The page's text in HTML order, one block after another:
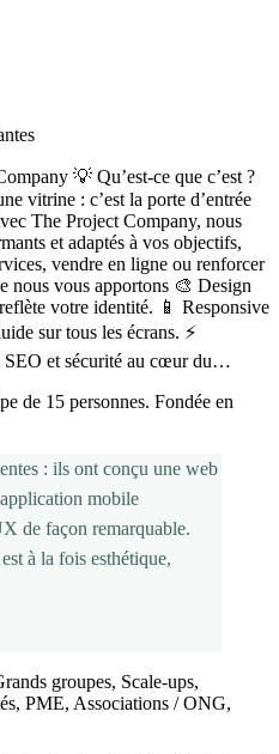
💡 Qu’est-ce que c’est ?
vitrine : c’est la porte d’entrée
The Project Company, nous
et adaptés à vos objectifs,
vendre en ligne ou renforcer
nous vous apportons 🎨 Design
votre identité. 📱 Responsive
sur tous les écrans. ⚡
SEO et sécurité au cœur du…
de 15 personnes. Fondée en
: ils ont conçu une web
mobile
de façon remarquable.
à la fois esthétique,
groupes, Scale-ups,
PME, Associations / ONG,